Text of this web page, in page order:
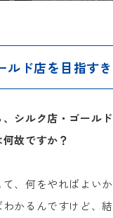
ルド店を目指す
シルク店・ゴール
故ですか？
、何をやればよい
かるんですけど、